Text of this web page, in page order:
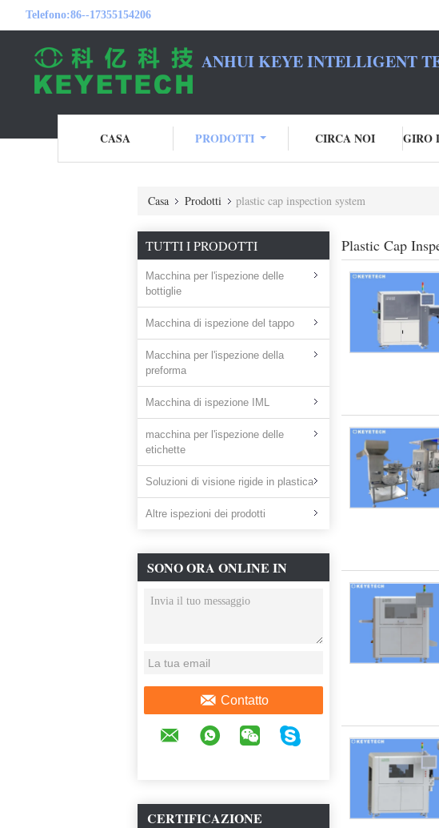
Telefono:86--17355154206
ANHUI KEYE INTELLIGENT
CASA PRODOTTI CIRCA NOI
Casa Prodotti plastic cap inspection system
TUTTI I PRODOTTI
Macchina per l'ispezione delle
bottiglie
Macchina di ispezione del tappo
Macchina per l'ispezione della
preforma
Macchina di ispezione IML
macchina per l'ispezione delle
etichette
Soluzioni di visione rigide in plastica
Altre ispezioni dei prodotti
SONO ORA ONLINE IN
CHAT
Contatto
CERTIFICAZIONE
Plastic Cap